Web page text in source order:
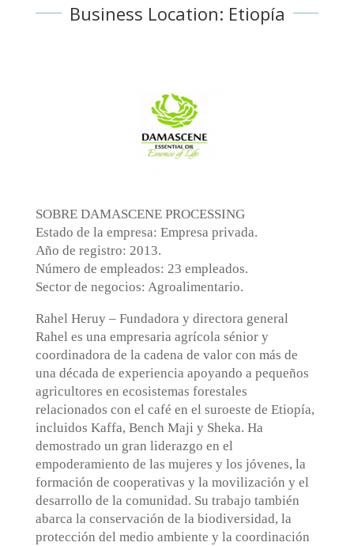
Business Location: Etiopía
SOBRE DAMASCENE PROCESSING
Estado de la empresa: Empresa privada.
Año de registro: 2013.
Número de empleados: 23 empleados.
Sector de negocios: Agroalimentario.
Rahel Heruy – Fundadora y directora general
Rahel es una empresaria agrícola sénior y
coordinadora de la cadena de valor con más de
una década de experiencia apoyando a pequeños
agricultores en ecosistemas forestales
relacionados con el café en el suroeste de Etiopía,
incluidos Kaffa, Bench Maji y Sheka. Ha
demostrado un gran liderazgo en el
empoderamiento de las mujeres y los jóvenes, la
formación de cooperativas y la movilización y el
desarrollo de la comunidad. Su trabajo también
abarca la conservación de la biodiversidad, la
protección del medio ambiente y la coordinación